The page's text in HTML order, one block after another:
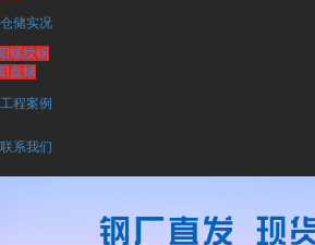
仓储实况
螺纹钢
盘螺
工程案例
联系我们